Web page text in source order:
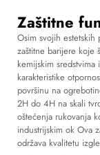
Zaštitne
Osim svojih
zaštitne barijere koje
kemijskim
karakteristike
površinu na
2H do 4H na skali
oštećenja rukovanja
industrijskim ok Ova
održava kvalitetu